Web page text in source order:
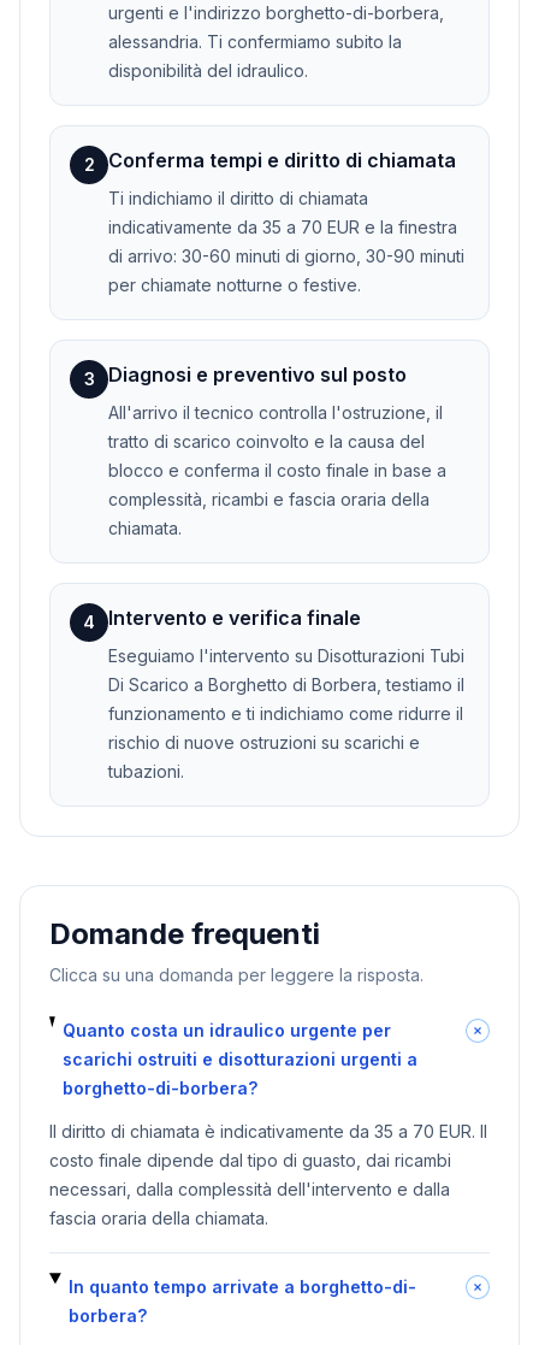
urgenti e l'indirizzo borghetto-di-borbera,
alessandria. Ti confermiamo subito la
disponibilità del idraulico.
2 Conferma tempi e diritto di chiamata
Ti indichiamo il diritto di chiamata
indicativamente da 35 a 70 EUR e la finestra
di arrivo: 30-60 minuti di giorno, 30-90 minuti
per chiamate notturne o festive.
3 Diagnosi e preventivo sul posto
All'arrivo il tecnico controlla l'ostruzione, il
tratto di scarico coinvolto e la causa del
blocco e conferma il costo finale in base a
complessità, ricambi e fascia oraria della
chiamata.
4 Intervento e verifica finale
Eseguiamo l'intervento su Disotturazioni Tubi
Di Scarico a Borghetto di Borbera, testiamo il
funzionamento e ti indichiamo come ridurre il
rischio di nuove ostruzioni su scarichi e
tubazioni.
Domande frequenti
Clicca su una domanda per leggere la risposta.
Quanto costa un idraulico urgente per
scarichi ostruiti e disotturazioni urgenti a
borghetto-di-borbera?
Il diritto di chiamata è indicativamente da 35 a 70 EUR. Il
costo finale dipende dal tipo di guasto, dai ricambi
necessari, dalla complessità dell'intervento e dalla
fascia oraria della chiamata.
In quanto tempo arrivate a borghetto-di-
borbera?